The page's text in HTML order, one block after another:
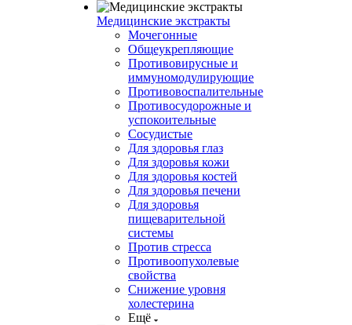
Медицинские экстракты
Мочегонные
Общеукрепляющие
Противовирусные и
иммуномодулирующие
Противовоспалительные
Противосудорожные и
успокоительные
Сосудистые
Для здоровья глаз
Для здоровья кожи
Для здоровья костей
Для здоровья печени
Для здоровья
пищеварительной
системы
Против стресса
Противоопухолевые
свойства
Снижение уровня
холестерина
Ещё